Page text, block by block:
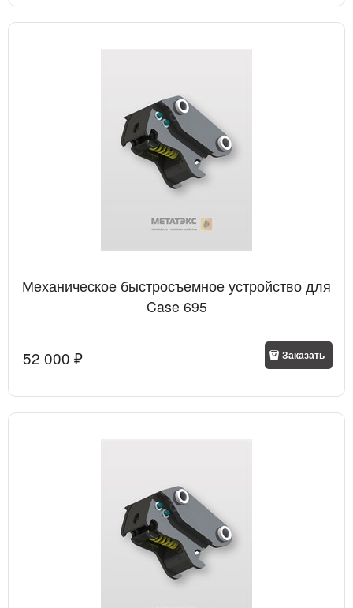
Механическое быстросъемное устройство для
Case 695
52 000 ₽ Заказать